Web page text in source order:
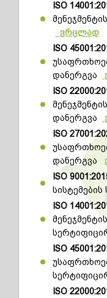
ISO
ვრცლად
ISO
დანერგვა
ISO
დანერგვა
ISO
დანერგვა
ISO
ISO
ISO
ISO